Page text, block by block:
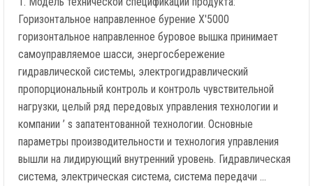
Горизонтальное направленное бурение X'5000
горизонтальное направленное буровое вышка принимает
самоуправляемое шасси, энергосбережение
гидравлической системы, электрогидравлический
пропорциональный контроль и контроль чувствительной
нагрузки, целый ряд передовых управления технологии и
компании ’ s запатентованной технологии. Основные
параметры производительности и технология управления
вышли на лидирующий внутренний уровень. Гидравлическая
система, электрическая система, система передачи …